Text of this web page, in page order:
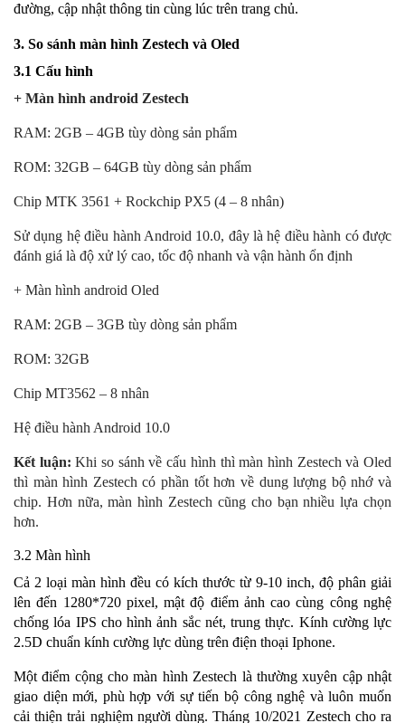
đường, cập nhật thông tin cùng lúc trên trang chủ.
3. So sánh màn hình Zestech và Oled
3.1 Cấu hình
+ Màn hình android Zestech
RAM: 2GB – 4GB tùy dòng sản phẩm
ROM: 32GB – 64GB tùy dòng sản phẩm
Chip MTK 3561 + Rockchip PX5 (4 – 8 nhân)
Sử dụng hệ điều hành Android 10.0, đây là hệ điều hành có được
đánh giá là độ xử lý cao, tốc độ nhanh và vận hành ổn định
+ Màn hình android Oled
RAM: 2GB – 3GB tùy dòng sản phẩm
ROM: 32GB
Chip MT3562 – 8 nhân
Hệ điều hành Android 10.0
Kết luận: Khi so sánh về cấu hình thì màn hình Zestech và Oled
thì màn hình Zestech có phần tốt hơn về dung lượng bộ nhớ và
chip. Hơn nữa, màn hình Zestech cũng cho bạn nhiều lựa chọn
hơn.
3.2 Màn hình
Cả 2 loại màn hình đều có kích thước từ 9-10 inch, độ phân giải
lên đến 1280*720 pixel, mật độ điểm ảnh cao cùng công nghệ
chống lóa IPS cho hình ảnh sắc nét, trung thực. Kính cường lực
2.5D chuẩn kính cường lực dùng trên điện thoại Iphone.
Một điểm cộng cho màn hình Zestech là thường xuyên cập nhật
giao diện mới, phù hợp với sự tiến bộ công nghệ và luôn muốn
cải thiện trải nghiệm người dùng. Tháng 10/2021 Zestech cho ra